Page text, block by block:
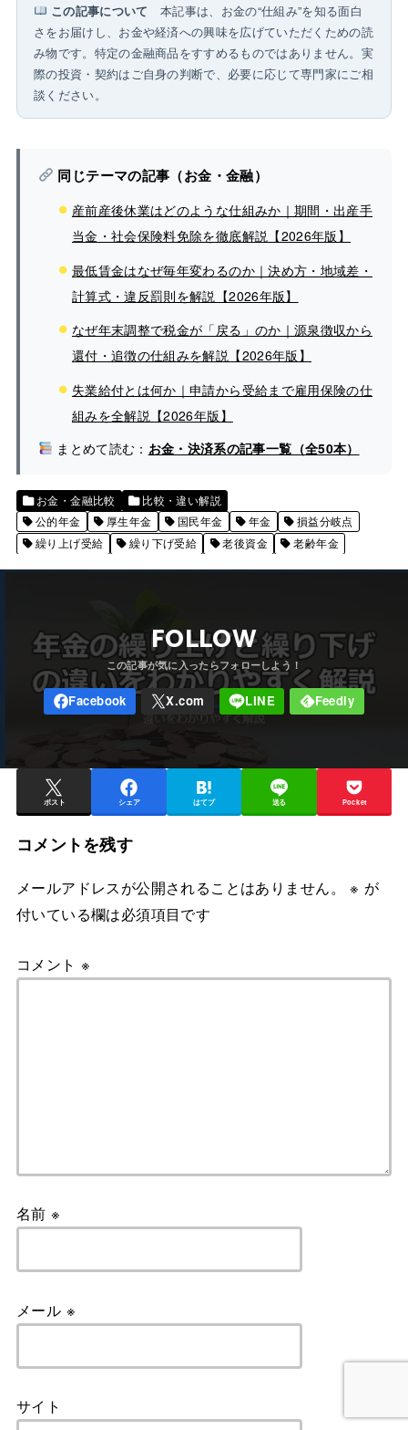
この記事について 本記事は、お金の“仕組み”を知る面白
さをお届けし、お金や経済への興味を広げていただくための読
み物です。特定の金融商品をすすめるものではありません。実
際の投資・契約はご自身の判断で、必要に応じて専門家にご相
談ください。
同じテーマの記事（お金・金融）
産前産後休業はどのような仕組みか｜期間・出産手
当金・社会保険料免除を徹底解説【2026年版】
最低賃金はなぜ毎年変わるのか｜決め方・地域差・
計算式・違反罰則を解説【2026年版】
なぜ年末調整で税金が「戻る」のか｜源泉徴収から
還付・追徴の仕組みを解説【2026年版】
失業給付とは何か｜申請から受給まで雇用保険の仕
組みを全解説【2026年版】
まとめて読む： お金・決済系の記事一覧（全50本）
お金・金融比較
比較・違い解説
公的年金
厚生年金 国民年金 年金
損益分岐点
繰り上げ受給
繰り下げ受給 老後資金 老齢年金
FOLLOW
ポスト シェア はてブ 送る Pocket
コメントを残す
メールアドレスが公開されることはありません。 ※ が
付いている欄は必須項目です
コメント ※
名前※
メール ※
サイト